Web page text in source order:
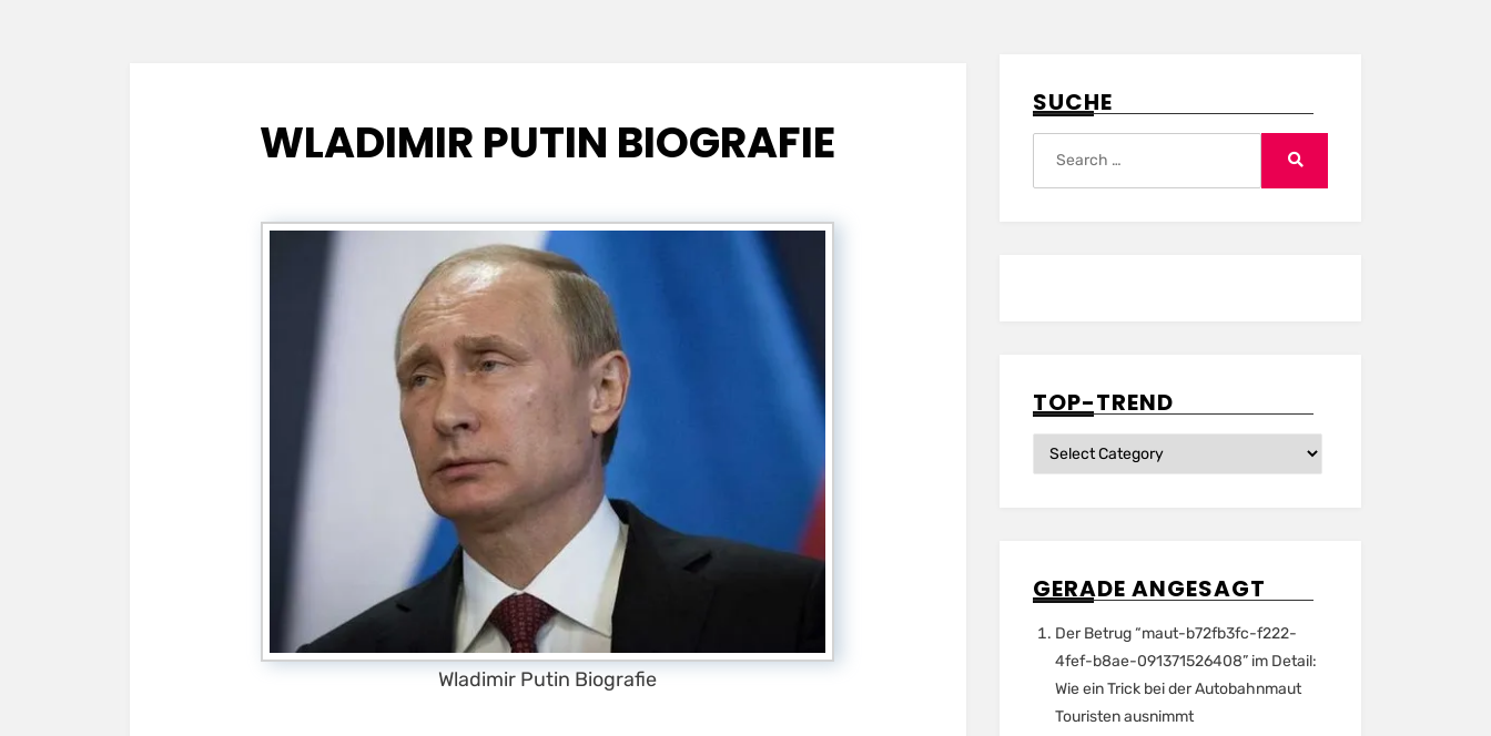
WLADIMIR PUTIN BIOGRAFIE
Wladimir Putin Biografie
SUCHE
TOP-TREND
Top-
Trend
GERADE ANGESAGT
Der Betrug “maut-b72fb3fc-f222-
4fef-b8ae-091371526408” im Detail:
Wie ein Trick bei der Autobahnmaut
Touristen ausnimmt